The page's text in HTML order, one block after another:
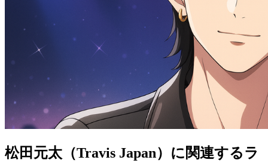
松田元太（Travis Japan）に関連するラ